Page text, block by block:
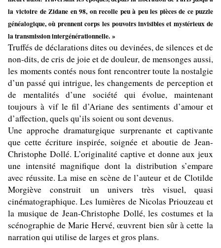
la victoire de Zidane en 98, on recolle peu à peu les pièces de ce puzzle
généalogique, où prennent corps les pouvoirs invisibles et mystérieux de
la transmission intergénérationnelle. »
Truffés de déclarations dites ou devinées, de silences et de
non-dits, de cris de joie et de douleur, de mensonges aussi,
les moments contés nous font rencontrer toute la nostalgie
d’un passé qui intrigue, les changements de perception et
de mentalités d’une société qui évolue, maintenant
toujours à vif le fil d’Ariane des sentiments d’amour et
d’affection, quels qu’ils soient ou sont devenus.
Une approche dramaturgique surprenante et captivante
que cette écriture inspirée, soignée et aboutie de Jean-
Christophe Dollé. L’originalité captive et donne aux jeux
une intensité magnifique dont la distribution s’empare
avec réussite. La mise en scène de l’auteur et de Clotilde
Morgiève construit un univers très visuel, quasi
cinématographique. Les lumières de Nicolas Priouzeauet
la musique de Jean-Christophe Dollé, les costumes et la
scénographie deMarie Hervé, œuvrent bien sûr à cette la
narration qui utilise de larges et gros plans.